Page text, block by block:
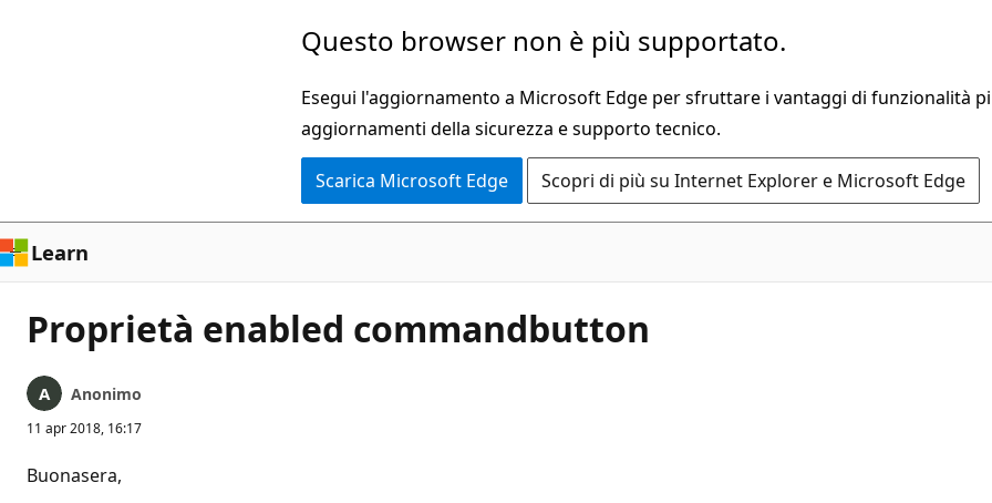
Questo browser non è più supportato.
Esegui l'aggiornamento a Microsoft Edge per sfruttare i vantaggi di funzionalità
aggiornamenti della sicurezza e supporto tecnico.
Scarica Microsoft Edge Scopri di più su Internet Explorer e Microsoft Edge
Learn
Proprietà enabled commandbutton
Anonimo
11 apr 2018, 16:17
Buonasera,